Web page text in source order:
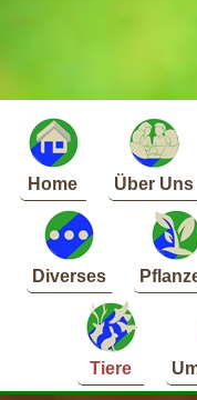
Home Über Uns
Diverses
Tiere